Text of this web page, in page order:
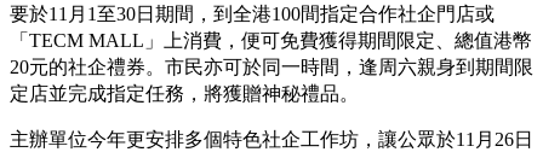
要於11月1至30日期間，到全港100間指定合作社企門店或
「TECM MALL」上消費，便可免費獲得期間限定、總值港幣
20元的社企禮券。市民亦可於同一時間，逢周六親身到期間限
定店並完成指定任務，將獲贈神秘禮品。
主辦單位今年更安排多個特色社企工作坊，讓公眾於11月26日